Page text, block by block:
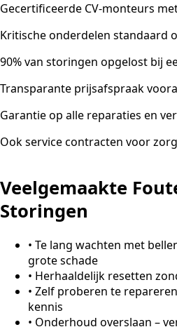
Gecertificeerde CV-monteurs
Kritische onderdelen standaard
90% van storingen opgelost bij
Transparante prijsafspraak
Garantie op alle reparaties en
Ook service contracten voor
Veelgemaakte
Storingen
• Te lang wachten met
grote schade
• Herhaaldelijk resetten
• Zelf proberen te
kennis
• Onderhoud overslaan –